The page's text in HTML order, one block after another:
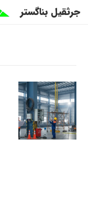
جرثقیل بناگستر